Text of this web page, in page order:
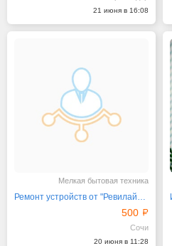
21 июня в 16:08
Мелкая бытовая техника
Ремонт устройств от "Ревилайн" от представителя
500
Сочи
20 июня в 11:28